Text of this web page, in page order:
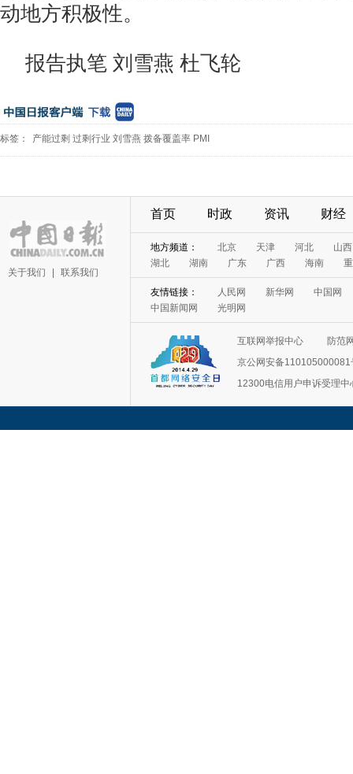
动地方积极性。
报告执笔 刘雪燕 杜飞轮
标签： 产能过剩 过剩行业 刘雪燕 拨备覆盖率 PMI
关于我们 联系我们
首页 时政 资讯 财经
地方频道： 北京 天津 河北
山西
湖北
湖南 广东 广西 海南
友情链接： 人民网 新华网
中国网
中国新闻网
光明网
互联网举报中心
防范
京公网安备110105000081
12300电信用户申诉受理中